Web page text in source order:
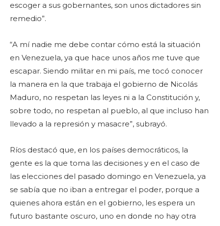
escoger a sus gobernantes, son unos dictadores sin
remedio”.
“A mí nadie me debe contar cómo está la situación
en Venezuela, ya que hace unos años me tuve que
escapar. Siendo militar en mi país, me tocó conocer
la manera en la que trabaja el gobierno de Nicolás
Maduro, no respetan las leyes ni a la Constitución y,
sobre todo, no respetan al pueblo, al que incluso han
llevado a la represión y masacre”, subrayó.
Ríos destacó que, en los países democráticos, la
gente es la que toma las decisiones y en el caso de
las elecciones del pasado domingo en Venezuela, ya
se sabía que no iban a entregar el poder, porque a
quienes ahora están en el gobierno, les espera un
futuro bastante oscuro, uno en donde no hay otra